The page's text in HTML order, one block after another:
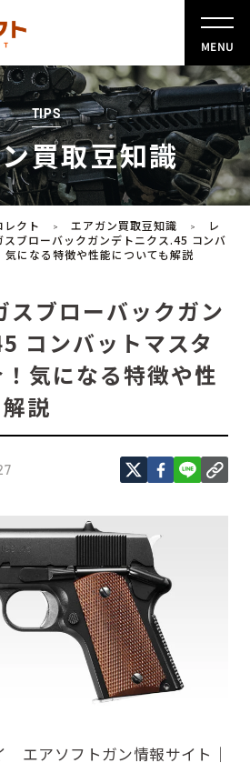
MENU
TIPS
買取豆知識
レクト > エアガン買取豆知識 >
レ
スブローバックガンデトニクス.45 コンバ
気になる特徴や性能についても解説
スブローバックガン
コンバットマスタ
気になる特徴や性
説
エアソフトガン情報サイト｜